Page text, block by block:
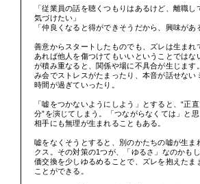
「従業員の話を聴くつもりはあるけど、離職し
気づけたい」
「仲良くなると得ができそうだから、興味があ
善意からスタートしたものでも、ズレは生まれ
あれば他人を傷つけてもいいということではな
が積み重なると、関係や場に不具合が生じます
み会でストレスがたまったり、本音が話せない
時間が過ぎていったり。
「嘘をつかないようにしよう」とすると、“正
分”を演じてしまう。「つながらなくては」と
相手にも無理が生まれることもある。
嘘をなくそうとすると、別のかたちの嘘が生ま
クス。その対策の1つが、「ゆるさ」なのかも
価交換を少しゆるめることで、ズレを抱えたま
ことができる。